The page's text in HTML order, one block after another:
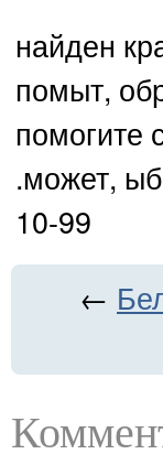
найден
помыт,
помогите
.может,
10-99
←